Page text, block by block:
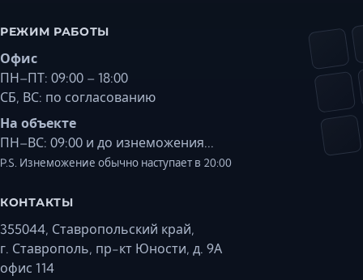
РЕЖИМ РАБОТЫ
Офис
ПН–ПТ: 09:00 – 18:00
СБ, ВС: по согласованию
На объекте
ПН–ВС: 09:00 и до изнеможения...
P.S. Изнеможение обычно наступает в 20:00
КОНТАКТЫ
355044, Ставропольский край,
г. Ставрополь, пр-кт Юности, д. 9А
офис 114